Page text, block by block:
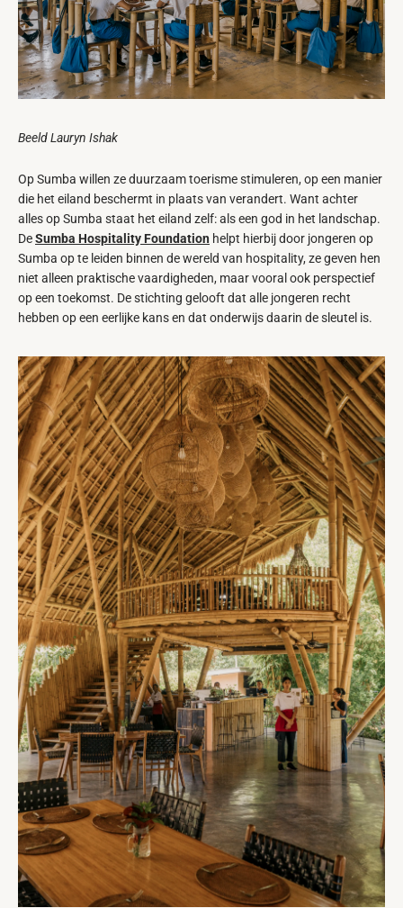
Beeld Lauryn Ishak
Op Sumba willen ze duurzaam toerisme stimuleren, op een manier
die het eiland beschermt in plaats van verandert. Want achter
alles op Sumba staat het eiland zelf: als een god in het landschap.
DeSumba Hospitality Foundation helpt hierbij door jongeren op
Sumba op te leiden binnen de wereld van hospitality, ze geven hen
niet alleen praktische vaardigheden, maar vooral ook perspectief
op een toekomst. De stichting gelooft dat alle jongeren recht
hebben op een eerlijke kans en dat onderwijs daarin de sleutel is.